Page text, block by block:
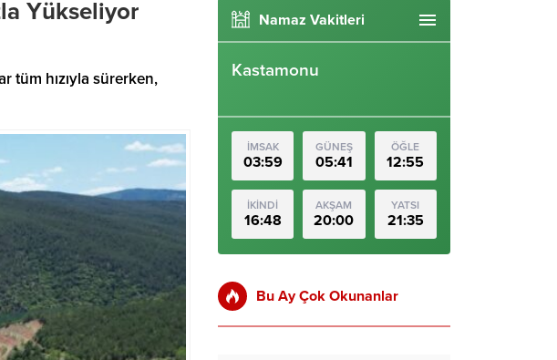
Yükseliyor
tüm hızıyla sürerken,
Namaz Vakitleri
Kastamonu
İMSAK
03:59
GÜNEŞ
05:41
ÖĞLE
12:55
İKİNDİ
16:48
AKŞAM
20:00
YATSI
21:35
Bu Ay Çok Okunanlar